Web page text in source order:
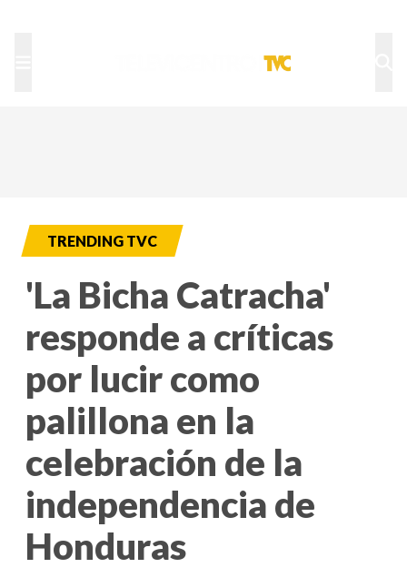
TRENDING TVC
'La Bicha Catracha'
responde a críticas
por lucir como
palillona en la
celebración de la
independencia de
Honduras